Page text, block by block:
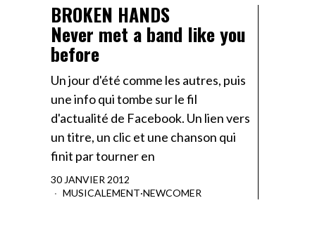
BROKEN HANDS
Never met a band like you
before
Un jour d'été comme les autres, puis
une info qui tombe sur le fil
d'actualité de Facebook. Un lien vers
un titre, un clic et une chanson qui
finit par tourner en
30 JANVIER 2012
MUSICALEMENT·NEWCOMER